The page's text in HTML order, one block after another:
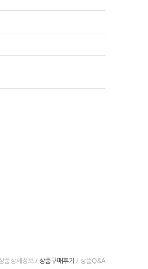
품상세정보 / 상품구매후기 / 상품Q&A